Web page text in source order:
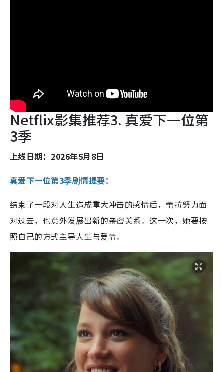
Netflix影集推荐3. 真爱下一位第
3季
上线日期：2026年5月8日
真爱下一位第3季剧情提要：
结束了一段对人生造成重大冲击的感情后，蕾拉努力面
对过去，也意外发展出新的亲密关系。这一次，她要按
照自己的方式主导人生与爱情。